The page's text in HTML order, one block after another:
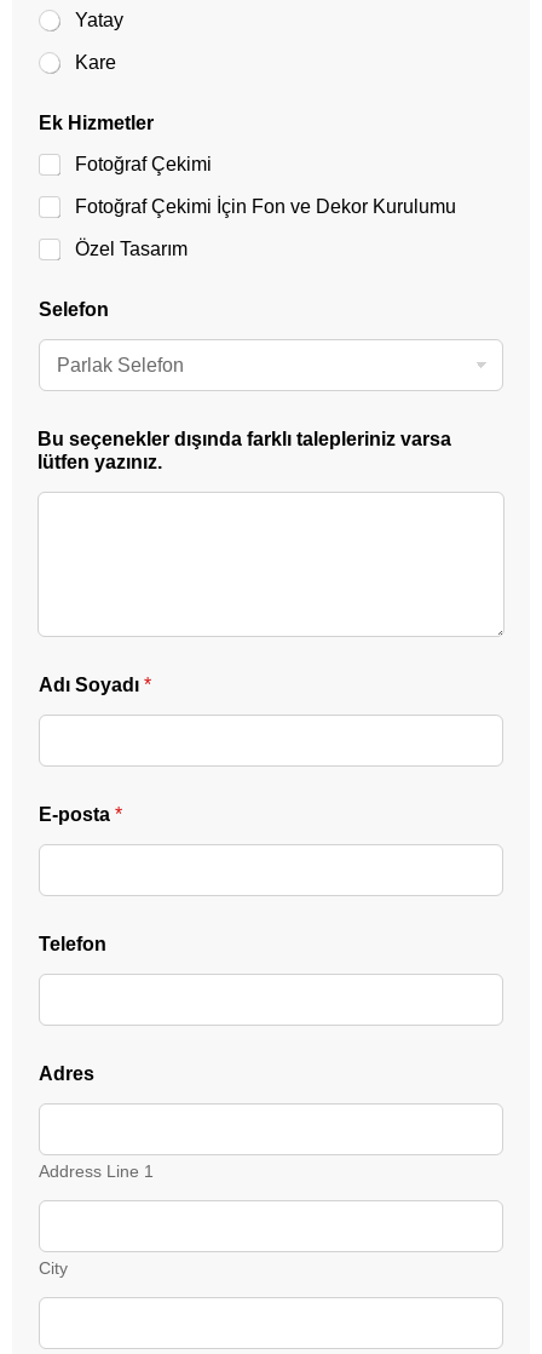
Yatay
Kare
Ek Hizmetler
Fotoğraf Çekimi
Fotoğraf Çekimi İçin Fon ve Dekor Kurulumu
Özel Tasarım
Selefon
Bu seçenekler dışında farklı talepleriniz varsa
lütfen yazınız.
Adı Soyadı *
E-posta *
Telefon
Adres
Address Line 1
City